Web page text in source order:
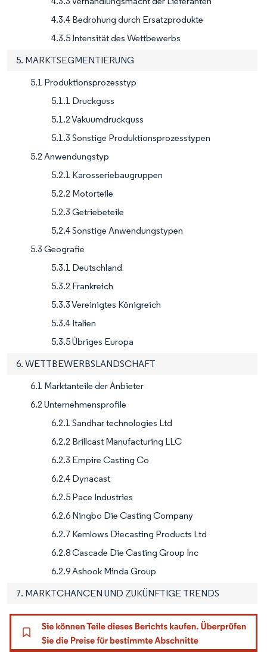
4.3.4 Bedrohung durch Ersatzprodukte
4.3.5 Intensität des Wettbewerbs
5. MARKTSEGMENTIERUNG
5.1 Produktionsprozesstyp
5.1.1 Druckguss
5.1.2 Vakuumdruckguss
5.1.3 Sonstige Produktionsprozesstypen
5.2 Anwendungstyp
5.2.1 Karosseriebaugruppen
5.2.2 Motorteile
5.2.3 Getriebeteile
5.2.4 Sonstige Anwendungstypen
5.3 Geografie
5.3.1 Deutschland
5.3.2 Frankreich
5.3.3 Vereinigtes Königreich
5.3.4 Italien
5.3.5 Übriges Europa
6. WETTBEWERBSLANDSCHAFT
6.1 Marktanteile der Anbieter
6.2 Unternehmensprofile
6.2.1 Sandhar technologies Ltd
6.2.2 Brillcast Manufacturing LLC
6.2.3 Empire Casting Co
6.2.4 Dynacast
6.2.5 Pace Industries
6.2.6 Ningbo Die Casting Company
6.2.7 Kemlows Diecasting Products Ltd
6.2.8 Cascade Die Casting Group Inc
6.2.9 Ashook Minda Group
7. MARKTCHANCEN UND ZUKÜNFTIGE TRENDS